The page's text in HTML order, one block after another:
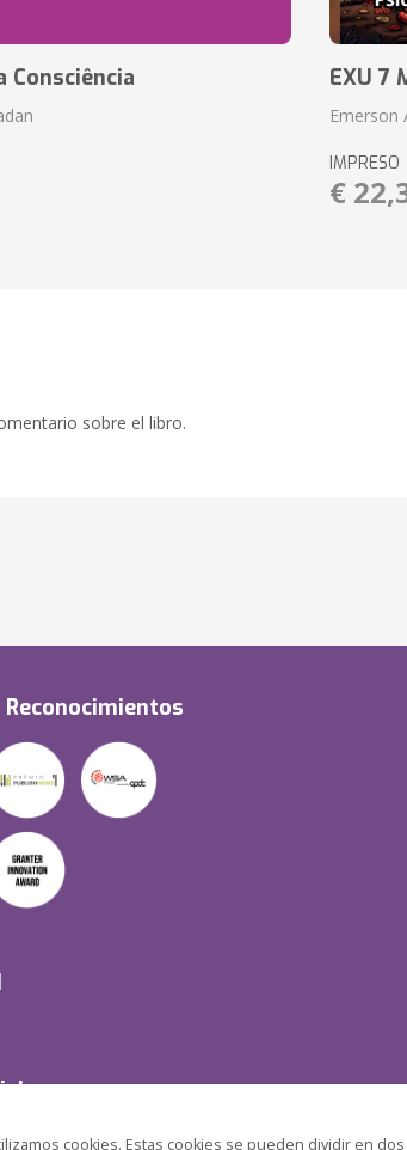
cookies. Estas cookies se pueden dividir en dos
Consciência EXU 7
Emerson
IMPRESO
€
sobre el libro.